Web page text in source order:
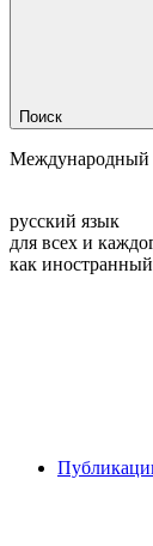
Поиск
Международный
русский язык
для всех и
как иностранный